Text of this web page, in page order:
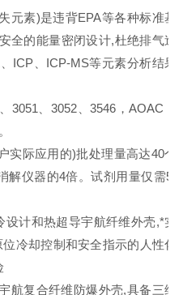
元素)是违背EPA等各种标准基
全的能量密闭设计,杜绝排气造
ICP、ICP-MS等元素分析结果
3051、3052、3546，AOAC，
实际应用的)批处理量高达40个
仪器的4倍。试剂用量仅需5-
计和热超导宇航纤维外壳,*实
冷却控制和安全指示的人性化
航复合纤维防爆外壳,具备三维